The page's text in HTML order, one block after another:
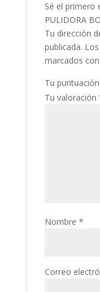
Sé el primero
PULIDORA
Tu dirección
publicada.
marcados con
Tu puntuación
Tu valoración
Nombre *
Correo